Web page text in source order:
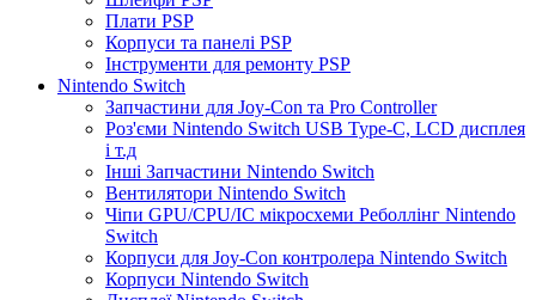
Плати PSP
Корпуси та панелі PSP
Інструменти для ремонту PSP
Nintendo Switch
Запчастини для Joy-Con та Pro Controller
Роз'єми Nintendo Switch USB Type-C, LCD дисплея
і т.д
Інші Запчастини Nintendo Switch
Вентилятори Nintendo Switch
Чіпи GPU/CPU/IC мікросхеми Реболлінг Nintendo
Switch
Корпуси для Joy-Con контролера Nintendo Switch
Корпуси Nintendo Switch